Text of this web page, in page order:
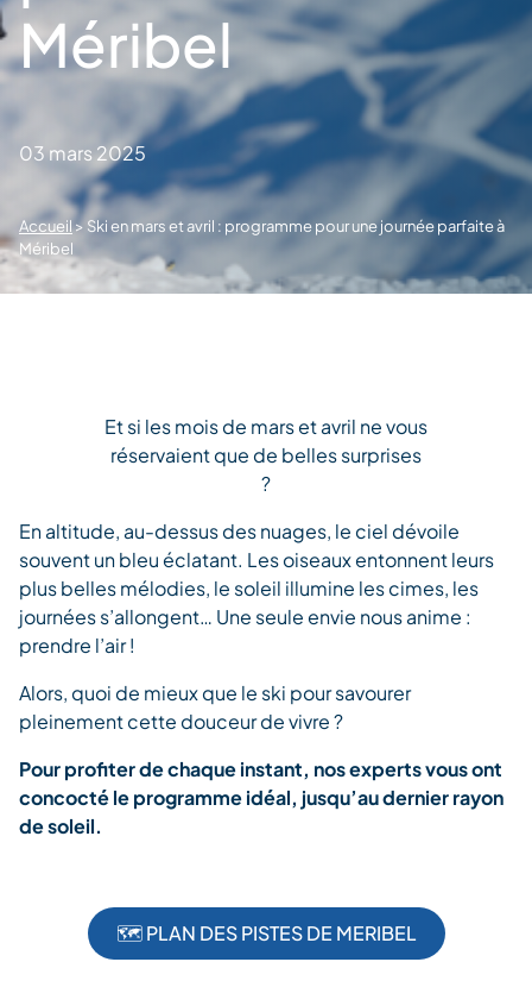
Méribel
03 mars 2025
Accueil> Ski en mars et avril : programme pour une journée parfaite à
Méribel
Et si les mois de mars et avril ne vous
réservaient que de belles surprises
?
En altitude, au-dessus des nuages, le ciel dévoile
souvent un bleu éclatant. Les oiseaux entonnent leurs
plus belles mélodies, le soleil illumine les cimes, les
journées s’allongent… Une seule envie nous anime :
prendre l’air !
Alors, quoi de mieux que le ski pour savourer
pleinement cette douceur de vivre ?
Pour profiter de chaque instant, nos experts vous ont
concocté le programme idéal, jusqu’au dernier rayon
de soleil.
🗺️ PLAN DES PISTES DE MERIBEL